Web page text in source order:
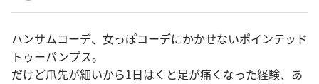
ハンサムコーデ、女っぽコーデにかかせないポインテッド
トゥーパンプス。
だけど爪先が細いから1日はくと足が痛くなった経験、あ